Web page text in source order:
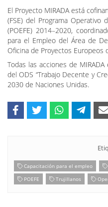
El Proyecto MIRADA está
(FSE) del Programa Operativo
(POEFE) 2014–2020,
para el Empleo del Área de
Oficina de Proyectos Europeos
Todas las acciones de
del ODS “Trabajo Decente y
2030 de Naciones Unidas.
Capacitación para el empleo
POEFE
Trujillanos